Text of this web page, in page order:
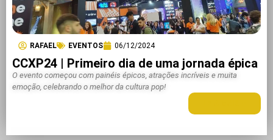
RAFAEL EVENTOS 06/12/2024
CCXP24 | Primeiro dia de uma jornada épica
O evento começou com painéis épicos, atrações incríveis e muita
emoção, celebrando o melhor da cultura pop!